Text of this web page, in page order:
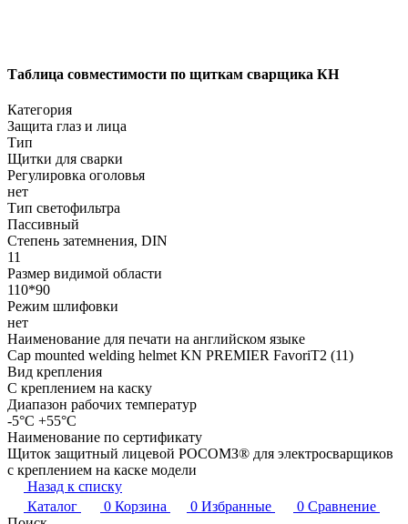
Таблица совместимости по щиткам сварщика КН
Категория
Защита глаз и лица
Тип
Щитки для сварки
Регулировка оголовья
нет
Тип светофильтра
Пассивный
Степень затемнения, DIN
11
Размер видимой области
110*90
Режим шлифовки
нет
Наименование для печати на английском языке
Cap mounted welding helmet KN PREMIER FavoriT2 (11)
Вид крепления
С креплением на каску
Диапазон рабочих температур
-5°C +55°C
Наименование по сертификату
Щиток защитный лицевой РОСОМЗ® для электросварщиков
с креплением на каске модели
Назад к списку
Каталог
0 Корзина 0 Избранные 0 Сравнение